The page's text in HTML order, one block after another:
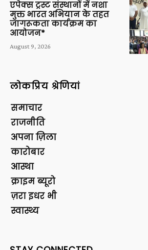
एपेक्स ट्रस्ट संस्थानों में नशा
मुक्त भारत अभियान के तहत
जागरूकता कार्यक्रम का
आयोजन*
August 9, 2026
लोकप्रिय श्रेणियां
समाचार
राजनीति
अपना ज़िला
कारोबार
आस्था
क्राइम ब्यूरो
ज़रा इधर भी
स्वास्थ्य